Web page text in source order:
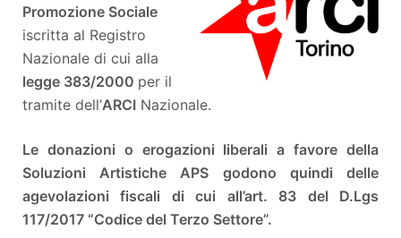
Promozione Sociale
iscritta al Registro
Nazionale di cui alla
legge 383/2000 per il
tramite dell’ARCI Nazionale.
Le donazioni o erogazioni liberali a favore della
Soluzioni Artistiche APS godono quindi delle
agevolazioni fiscali di cui all’art. 83 del D.Lgs
117/2017 “Codice del Terzo Settore”.